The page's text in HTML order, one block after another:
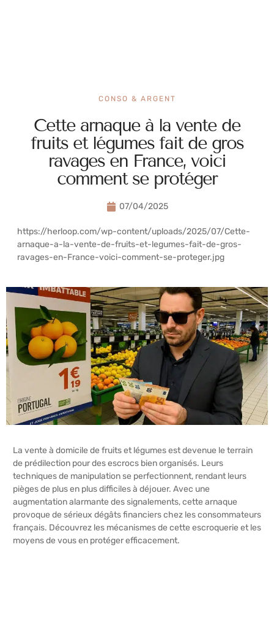
CONSO & ARGENT
Cette arnaque à la vente de
fruits et légumes fait de gros
ravages en France, voici
comment se protéger
07/04/2025
https://herloop.com/wp-content/uploads/2025/07/Cette-
arnaque-a-la-vente-de-fruits-et-legumes-fait-de-gros-
ravages-en-France-voici-comment-se-proteger.jpg
La vente à domicile de fruits et légumes est devenue le terrain
de prédilection pour des escrocs bien organisés. Leurs
techniques de manipulation se perfectionnent, rendant leurs
pièges de plus en plus difficiles à déjouer. Avec une
augmentation alarmante des signalements, cette arnaque
provoque de sérieux dégâts financiers chez les consommateurs
français. Découvrez les mécanismes de cette escroquerie et les
moyens de vous en protéger efficacement.